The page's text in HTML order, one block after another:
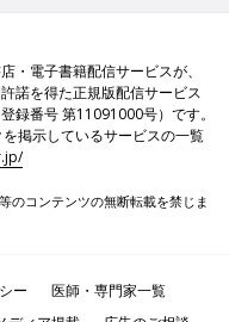
・電子書籍配信サービスが、
諾を得た正規版配信サービス
録番号 第11091000号）です。
掲示しているサービスの一覧
のコンテンツの無断転載を禁じま
ー
医師・専門家一覧